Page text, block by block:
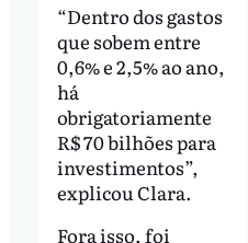
“Dentro dos gastos
que sobem entre
0,6% e 2,5% ao ano,
há
obrigatoriamente
R$ 70 bilhões para
investimentos”,
explicou Clara.
Fora isso, foi